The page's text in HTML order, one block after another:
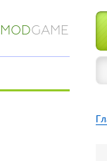
MODGAME